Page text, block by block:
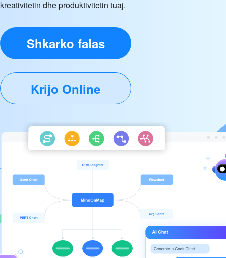
kreativitetin dhe produktivitetin tuaj.
Shkarko falas
Krijo Online